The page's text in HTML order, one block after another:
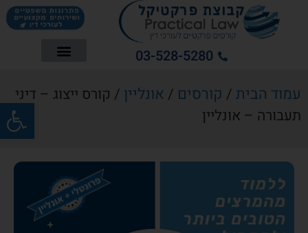
פתח
03-528-5280
עמוד הבית/ קורסים / אונליין / קורס ייצוג – דיני
תעבורה – אונליין